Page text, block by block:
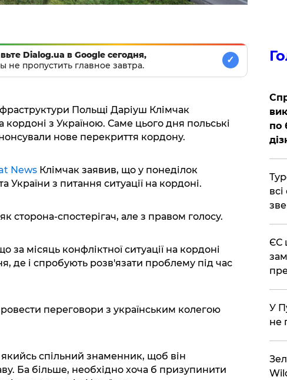
Dialog.ua в Google сегодня,
не пропустить главное завтра.
✓
Польщі Даріуш Клімчак
з Україною. Саме цього дня польські
нове перекриття кордону.
NewsКлімчак заявив, що у понеділок
України з питання ситуації на кордоні.
сторона-спостерігач, але з правом голосу.
за місяць конфліктної ситуації на кордоні
де і спробують розв'язати проблему під час
переговори з українським колегою
спільний знаменник, щоб він
Ба більше, необхідно хоча б призупинити
по
ЄС
У
не